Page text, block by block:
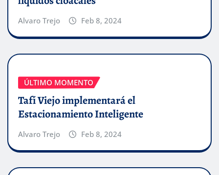
Alvaro Trejo Feb 8, 2024
ÚLTIMO MOMENTO
Tafí Viejo implementará el
Estacionamiento Inteligente
Alvaro Trejo Feb 8, 2024